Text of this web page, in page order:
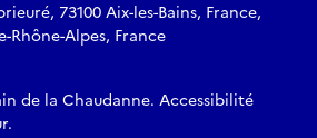
73100 Aix-les-Bains, France,
Rhône-Alpes, France
de la Chaudanne. Accessibilité